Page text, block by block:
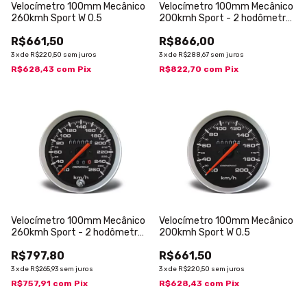
Velocímetro 100mm Mecânico
260kmh Sport W 0.5
R$661,50
3xde R$220,50 sem juros
R$628,43 com Pix
Velocímetro 100mm Mecânico
200kmh Sport - 2 hodômetros
R$866,00
3xde R$288,67 sem juros
R$822,70 com Pix
Velocímetro 100mm Mecânico
260kmh Sport - 2 hodômetros
R$797,80
3xde R$265,93 sem juros
R$757,91 com Pix
Velocímetro 100mm Mecânico
200kmh Sport W 0.5
R$661,50
3xde R$220,50 sem juros
R$628,43 com Pix